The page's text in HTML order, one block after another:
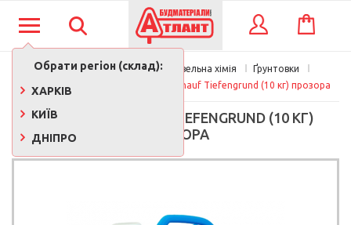
Обрати регіон (склад):
ХАРКІВ
КИЇВ
ДНІПРО
КОШИК
Фарби, лаки, клеї, будівельна хімія
Ґрунтовки
Ґрунтовки для стін
Грунтовка Knauf Tiefengrund (10 кг) прозора
ГРУНТОВКА KNAUF TIEFENGRUND (10 КГ)
ПРОЗОРА